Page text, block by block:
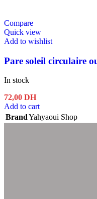
Compare
Quick view
Add to wishlist
Pare soleil circulaire
In stock
72,00 DH
Add to cart
BrandYahyaoui Shop